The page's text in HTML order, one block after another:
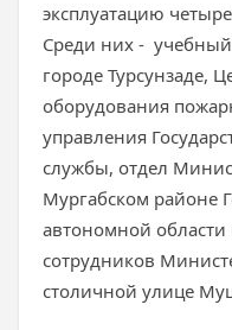
эксплуатацию
Среди них -
городе Турсунзаде,
оборудования
управления
службы, отдел
Мургабском районе
автономной
сотрудников
столичной улице